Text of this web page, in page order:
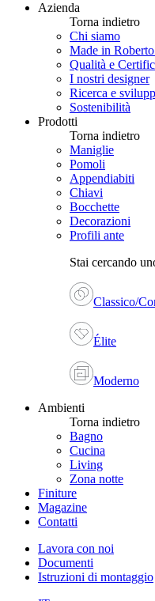
Azienda
Torna indietro
Chi siamo
Made in
Qualità e
I nostri designer
Ricerca e
Sostenibilità
Prodotti
Torna indietro
Maniglie
Pomoli
Appendiabiti
Chiavi
Bocchette
Decorazioni
Profili ante
Stai cercando
Classico/
Élite
Moderno
Ambienti
Torna indietro
Bagno
Cucina
Living
Zona notte
Finiture
Magazine
Contatti
Lavora con noi
Documenti
Istruzioni di montaggio